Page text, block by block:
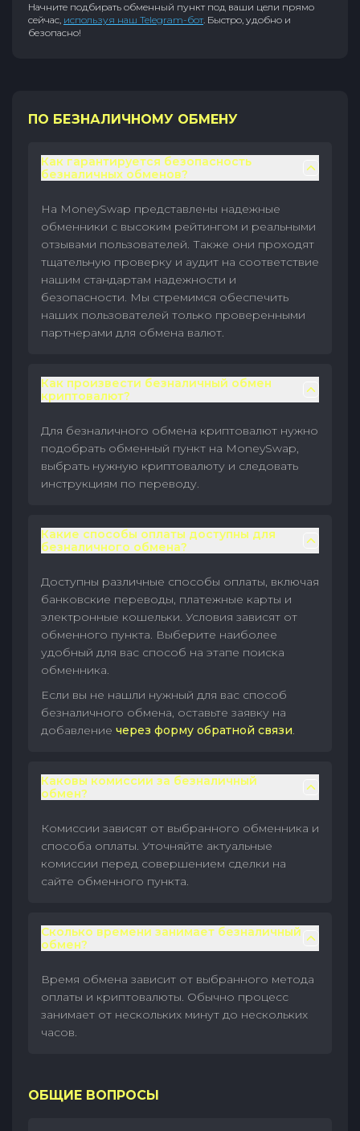
Начните подбирать обменный пункт под ваши цели прямо
сейчас, используя наш Telegram-бот. Быстро, удобно и
безопасно!
ПО БЕЗНАЛИЧНОМУ ОБМЕНУ
Как гарантируется безопасность
безналичных обменов?
На MoneySwap представлены надежные
обменники с высоким рейтингом и реальными
отзывами пользователей. Также они проходят
тщательную проверку и аудит на соответствие
нашим стандартам надежности и
безопасности. Мы стремимся обеспечить
наших пользователей только проверенными
партнерами для обмена валют.
Как произвести безналичный обмен
криптовалют?
Для безналичного обмена криптовалют нужно
подобрать обменный пункт на MoneySwap,
выбрать нужную криптовалюту и следовать
инструкциям по переводу.
Какие способы оплаты доступны для
безналичного обмена?
Доступны различные способы оплаты, включая
банковские переводы, платежные карты и
электронные кошельки. Условия зависят от
обменного пункта. Выберите наиболее
удобный для вас способ на этапе поиска
обменника.
Если вы не нашли нужный для вас способ
безналичного обмена, оставьте заявку на
добавление через форму обратной связи.
Каковы комиссии за безналичный
обмен?
Комиссии зависят от выбранного обменника и
способа оплаты. Уточняйте актуальные
комиссии перед совершением сделки на
сайте обменного пункта.
Сколько времени занимает безналичный
обмен?
Время обмена зависит от выбранного метода
оплаты и криптовалюты. Обычно процесс
занимает от нескольких минут до нескольких
часов.
ОБЩИЕ ВОПРОСЫ